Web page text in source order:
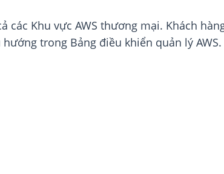
Khu vực AWS thương mại. Khách
trong Bảng điều khiển quản lý